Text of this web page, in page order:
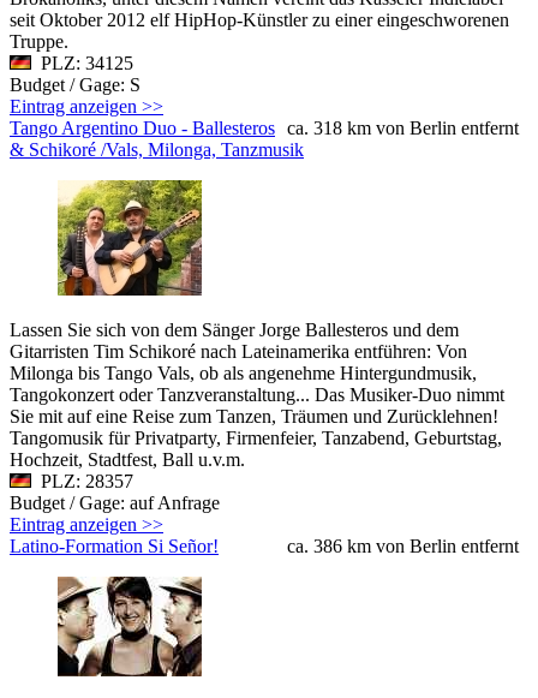
seit Oktober 2012 elf HipHop-Künstler zu einer eingeschworenen
Truppe.
PLZ: 34125
Budget / Gage: S
Eintrag anzeigen >>
ca. 318 km von Berlin entfernt
Tango Argentino Duo - Ballesteros
& Schikoré /Vals, Milonga, Tanzmusik
Lassen Sie sich von dem Sänger Jorge Ballesteros und dem
Gitarristen Tim Schikoré nach Lateinamerika entführen: Von
Milonga bis Tango Vals, ob als angenehme Hintergundmusik,
Tangokonzert oder Tanzveranstaltung... Das Musiker-Duo nimmt
Sie mit auf eine Reise zum Tanzen, Träumen und Zurücklehnen!
Tangomusik für Privatparty, Firmenfeier, Tanzabend, Geburtstag,
Hochzeit, Stadtfest, Ball u.v.m.
PLZ: 28357
Budget / Gage: auf Anfrage
Eintrag anzeigen >>
ca. 386 km von Berlin entfernt
Latino-Formation Si Señor!